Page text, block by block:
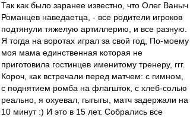
Так как было заранее известно, что Олег Ваныч
Романцев наведаетца, - все родители игроков
подтянули тяжелую артиллерию, и все разную.
Я тогда на воротах играл за свой год, По-моему
моя мама единственная которая не
приготовила гостинцев именитому тренеру, ггг.
Короч, как встречали перед матчем: с гимном,
с поднятием ромба на флагшток, с хлеб-солью
реально, я охуевал, гыгыгы, матч задержали на
10 минут :) И это в 15 лет. Собрались все